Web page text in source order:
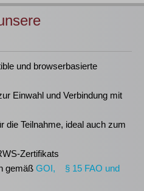
und browserbasierte
Einwahl und Verbindung mit
die Teilnahme, ideal auch zum
Zertifikats
gemäß GOI, § 15 FAO und